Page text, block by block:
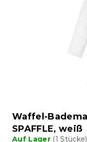
Waffel-
SPAFFLE, weiß
Auf Lager (1 Stücke)